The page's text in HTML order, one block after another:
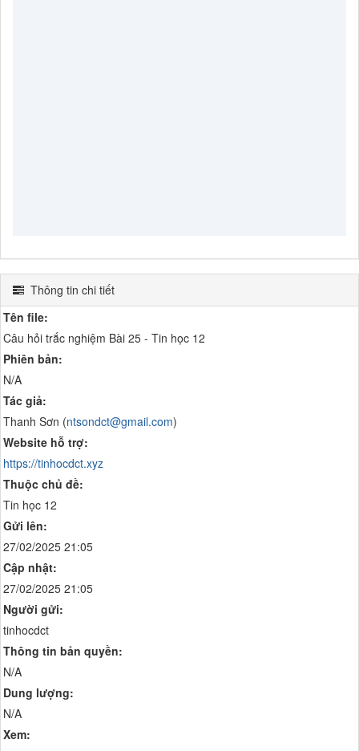
Thông tin chi tiết
Tên file:
Câu hỏi trắc nghiệm Bài 25 - Tin học 12
Phiên bản:
N/A
Tác giả:
Thanh Sơn (ntsondct@gmail.com)
Website hỗ trợ:
https://tinhocdct.xyz
Thuộc chủ đề:
Tin học 12
Gửi lên:
27/02/2025 21:05
Cập nhật:
27/02/2025 21:05
Người gửi:
tinhocdct
Thông tin bản quyền:
N/A
Dung lượng:
N/A
Xem: